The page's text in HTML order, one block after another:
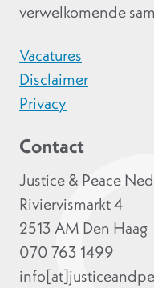
verwelkomende
Vacatures
Disclaimer
Privacy
Contact
Justice & Peace
Riviervismarkt 4
2513 AM Den Haag
070 763 1499